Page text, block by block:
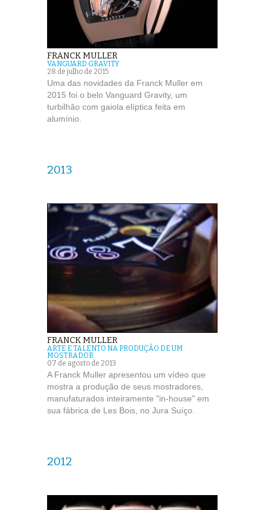
FRANCK MULLER
VANGUARD GRAVITY
28 de julho de 2015
Uma das novidades da Franck Muller em
2015 foi o belo Vanguard Gravity, um
turbilhão com gaiola elíptica feita em
alumínio.
2013
FRANCK MULLER
ARTE E TALENTO NA PRODUÇÃO DE UM
MOSTRADOR
07 de agosto de 2013
A Franck Muller apresentou um vídeo que
mostra a produção de seus mostradores,
manufaturados inteiramente "in-house" em
sua fábrica de Les Bois, no Jura Suíço.
2012